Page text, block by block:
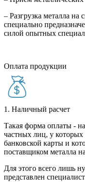
– Разгрузка металла
специально
силой опытных
Оплата продукции
1. Наличный расчет
Такая форма оплаты -
частных лиц, у которых
банковской карты и
поставщиком металла
Для этого всего лишь
представлен